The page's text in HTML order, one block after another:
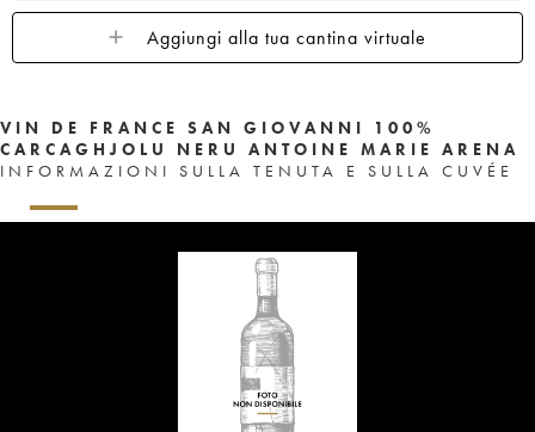
Aggiungi alla tua cantina virtuale
VIN DE FRANCE SAN GIOVANNI 100%
CARCAGHJOLU NERU ANTOINE MARIE ARENA
INFORMAZIONI SULLA TENUTA E SULLA CUVÉE